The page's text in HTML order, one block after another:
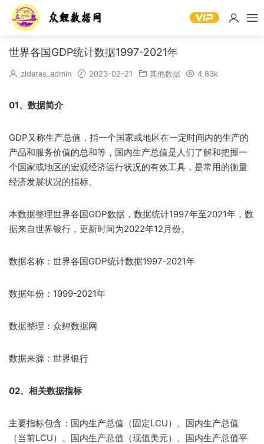
世界各国GDP统计数据1997-2021年
zldatas_admin 2023-02-21 其他数据 4.83k
01、数据简介
GDP又称生产总值，指一个国家或地区在一定时间内的生产的
产品和服务价值的总和等，国内生产总值是人们了解和把握一
个国家或地区的宏观经济运行状况的有效工具，是常用的衡量
经济发展状况的指标。
本数据整理世界各国GDP数据，数据统计1997年至2021年，数
据来自世界银行，更新时间为2022年12月份。
数据名称：世界各国GDP统计数据1997-2021年
数据年份：1999-2021年
数据整理：众鲤数据网
数据来源：世界银行
02、相关数据指标
主要指标包含：国内生产总值（固定LCU）、国内生产总值
（当前LCU）、国内生产总值（现值美元）、国内生产总值平